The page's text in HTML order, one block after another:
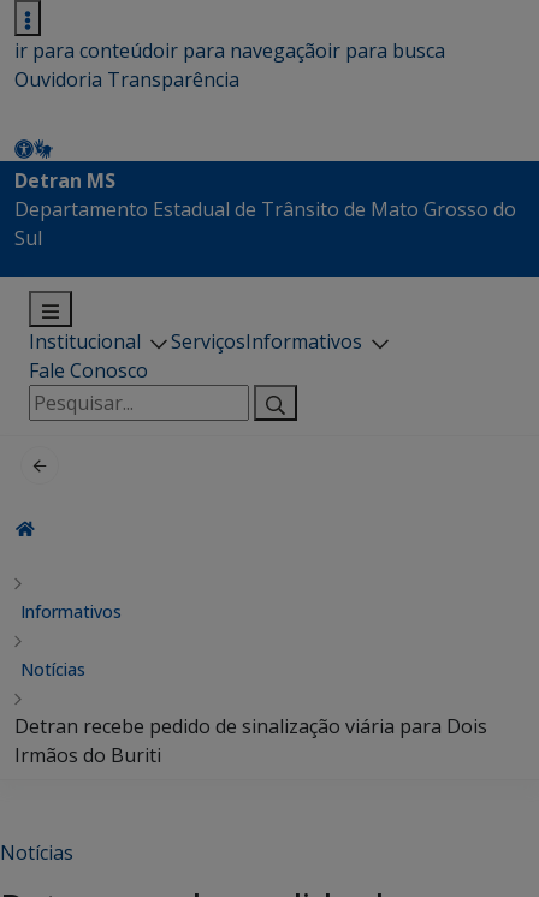
ir para conteúdoir para navegaçãoir para busca
Ouvidoria Transparência
Detran MS
Departamento Estadual de Trânsito de Mato Grosso do
Sul
Institucional ServiçosInformativos
Fale Conosco
Pesquisar
por:
Informativos
Notícias
Detran recebe pedido de sinalização viária para Dois
Irmãos do Buriti
Notícias